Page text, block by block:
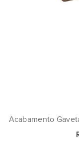
Acabamento